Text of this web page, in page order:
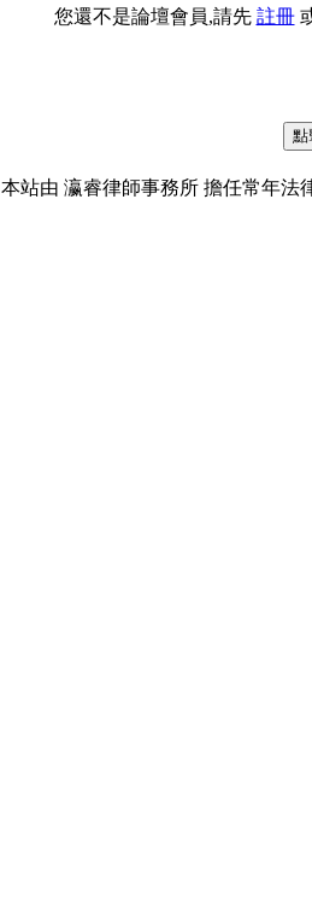
您還不是論壇會員,請先 註冊
本站由 瀛睿律師事務所 擔任常年法